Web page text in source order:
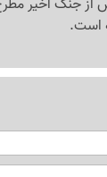
است.